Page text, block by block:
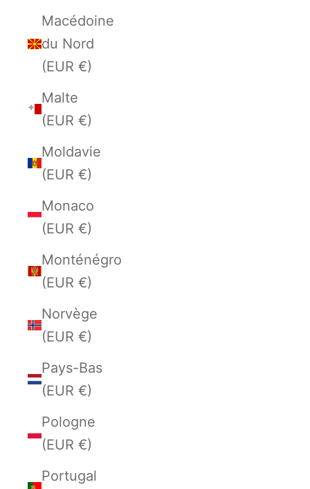
Macédoine
du Nord
(EUR €)
Malte
(EUR €)
Moldavie
(EUR €)
Monaco
(EUR €)
Monténégro
(EUR €)
Norvège
(EUR €)
Pays-Bas
(EUR €)
Pologne
(EUR €)
Portugal